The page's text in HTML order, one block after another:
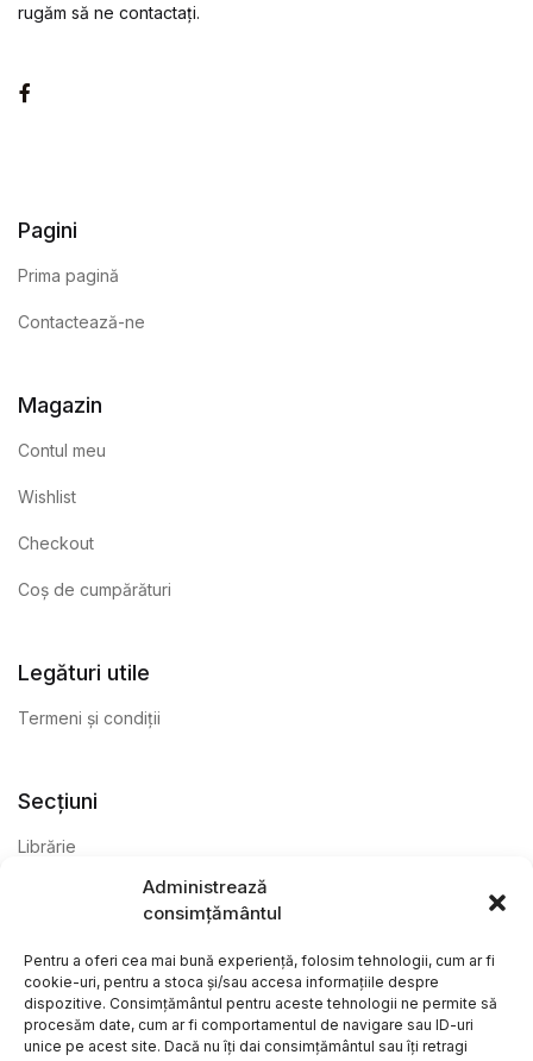
Administrează
consimțământul
Pentru a oferi cea mai bună experiență, folosim tehnologii, cum ar fi
cookie-uri, pentru a stoca și/sau accesa informațiile despre
dispozitive. Consimțământul pentru aceste tehnologii ne permite să
procesăm date, cum ar fi comportamentul de navigare sau ID-uri
unice pe acest site. Dacă nu îți dai consimțământul sau îți retragi
rugăm să ne contactați.
Pagini
Prima pagină
Contactează-ne
Magazin
Contul meu
Wishlist
Checkout
Coș de cumpărături
Legături utile
Termeni și condiții
Secțiuni
Librărie